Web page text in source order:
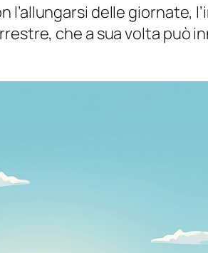
l’allungarsi delle
che a sua volta può